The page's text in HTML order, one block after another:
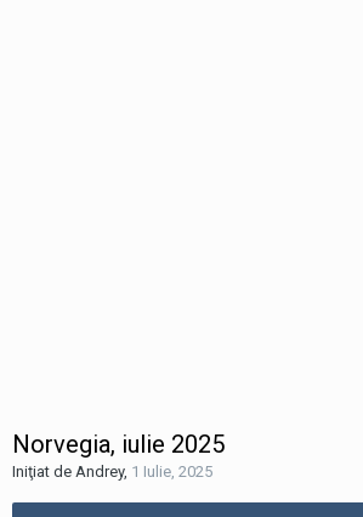
Norvegia, iulie 2025
Iniţiat de Andrey, 1 Iulie, 2025